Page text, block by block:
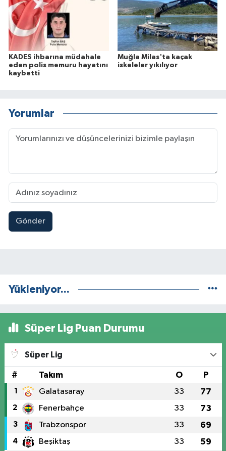
KADES ihbarına müdahale
eden polis memuru hayatını
kaybetti
Muğla Milas'ta kaçak
iskeleler yıkılıyor
Yorumlar
Gönder
Yükleniyor...
Süper Lig Puan Durumu
Süper Lig
# Takım O P
1 Galatasaray 33 77
2 Fenerbahçe 33 73
3 Trabzonspor 33 69
4 Beşiktaş 33 59